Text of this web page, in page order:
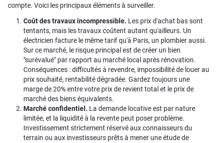
compte. Voici les principaux éléments à surveiller.
Coût des travaux incompressible. Les prix d'achat bas sont
tentants, mais les travaux coûtent autant qu'ailleurs. Un
électricien facture le même tarif qu'à Paris, un plombier aussi.
Sur ce marché, le risque principal est de créer un bien
"surévalué" par rapport au marché local après rénovation.
Conséquences : difficultés à revendre, impossibilité de louer au
prix souhaité, rentabilité dégradée. Gardez toujours une
marge de 20% entre votre prix de revient total et le prix de
marché des biens équivalents.
Marché confidentiel. La demande locative est par nature
limitée, et la liquidité à la revente peut poser problème.
Investissement strictement réservé aux connaisseurs du
terrain ou aux investisseurs prêts à mener une étude de